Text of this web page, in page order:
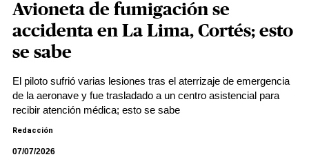
Avioneta de fumigación se
accidenta en La Lima, Cortés; esto
se sabe
El piloto sufrió varias lesiones tras el aterrizaje de emergencia
de la aeronave y fue trasladado a un centro asistencial para
recibir atención médica; esto se sabe
Redacción
07/07/2026